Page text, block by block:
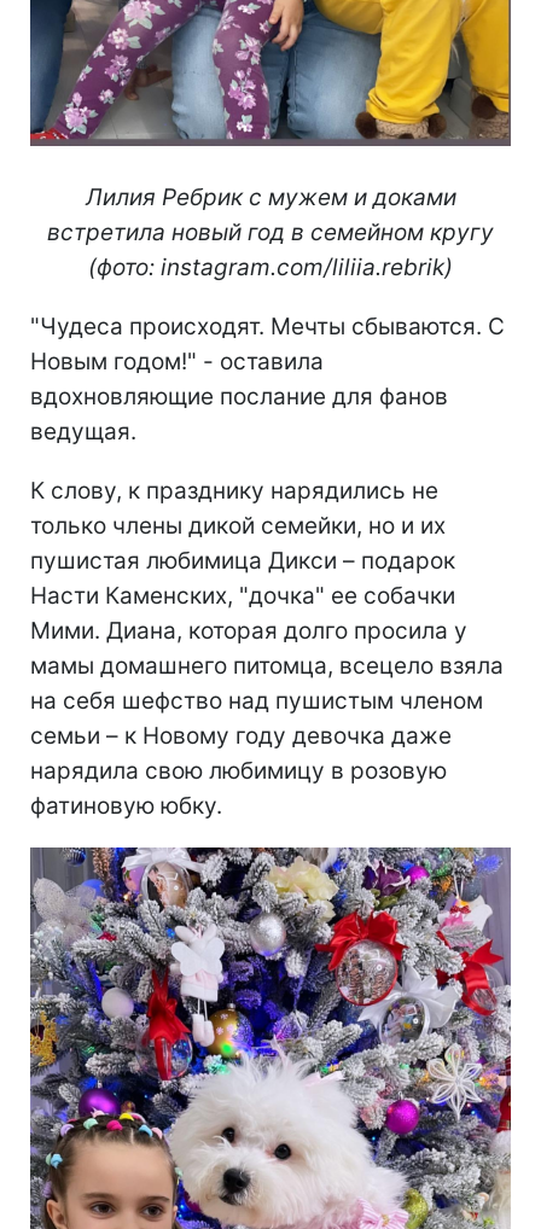
Лилия Ребрик с мужем и доками
встретила новый год в семейном кругу
(фото: instagram.com/liliia.rebrik)
"Чудеса происходят. Мечты сбываются. С
Новым годом!" - оставила
вдохновляющие послание для фанов
ведущая.
К слову, к празднику нарядились не
только члены дикой семейки, но и их
пушистая любимица Дикси – подарок
Насти Каменских, "дочка" ее собачки
Мими. Диана, которая долго просила у
мамы домашнего питомца, всецело взяла
на себя шефство над пушистым членом
семьи – к Новому году девочка даже
нарядила свою любимицу в розовую
фатиновую юбку.